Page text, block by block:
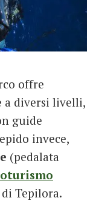
offre
a diversi livelli,
guide
invece,
(pedalata
Tepilora.